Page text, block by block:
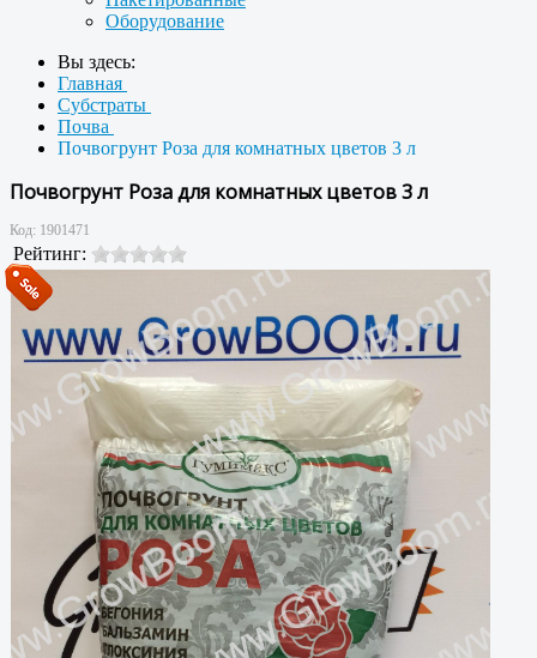
Оборудование
Вы здесь:
Главная
Субстраты
Почва
Почвогрунт Роза для комнатных цветов 3 л
Почвогрунт Роза для комнатных цветов 3 л
Код: 1901471
Рейтинг: